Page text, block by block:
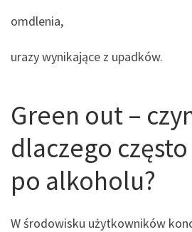
omdlenia,
urazy wynikające z upadków.
Green out –
dlaczego
po alkoholu?
W środowisku użytkowników